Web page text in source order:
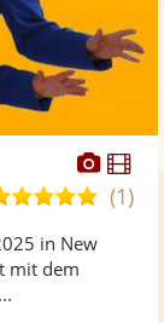
5,0(1)
in New
mit dem